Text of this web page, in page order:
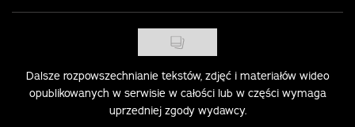
Dalsze rozpowszechnianie tekstów, zdjęć i materiałów wideo
opublikowanych w serwisie w całości lub w części wymaga
uprzedniej zgody wydawcy.